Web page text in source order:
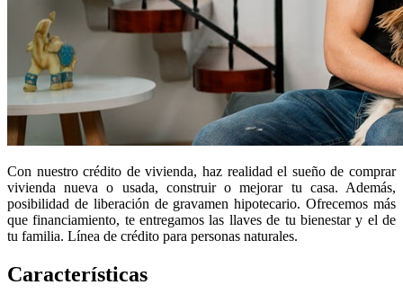
Con nuestro crédito de vivienda, haz realidad el sueño de comprar
vivienda nueva o usada, construir o mejorar tu casa. Además,
posibilidad de liberación de gravamen hipotecario. Ofrecemos más
que financiamiento, te entregamos las llaves de tu bienestar y el de
tu familia. Línea de crédito para personas naturales.
Características